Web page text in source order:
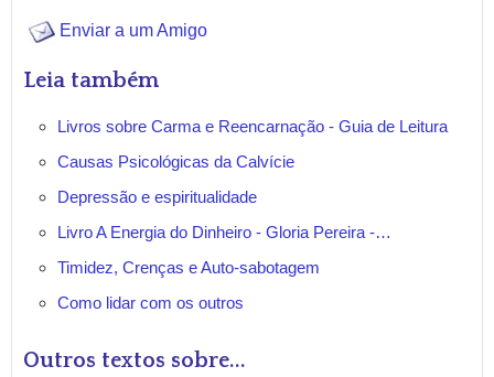
Enviar a um Amigo
Leia também
Livros sobre Carma e Reencarnação - Guia de Leitura
Causas Psicológicas da Calvície
Depressão e espiritualidade
Livro A Energia do Dinheiro - Gloria Pereira -…
Timidez, Crenças e Auto-sabotagem
Como lidar com os outros
Outros textos sobre...